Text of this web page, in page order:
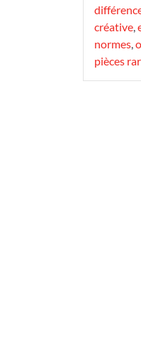
créative,
normes,
pièces